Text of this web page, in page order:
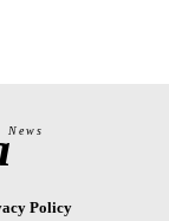
News
Policy